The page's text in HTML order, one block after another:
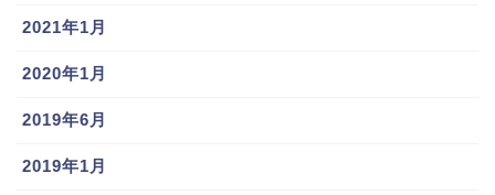
2021年1月
2020年1月
2019年6月
2019年1月